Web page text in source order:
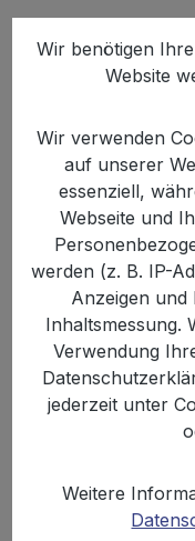
XOX Corns
Bildergalerie
17,99 €
Preise inkl. MwSt.
Wir benötigen
Website
Wir verwenden
auf unserer
essenziell,
Webseite und
werden (z. B. IP-
Anzeigen
Inhaltsmessung.
Verwendung
jederzeit unter
Weitere